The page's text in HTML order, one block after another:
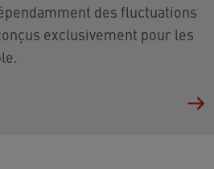
des fluctuations
exclusivement pour les